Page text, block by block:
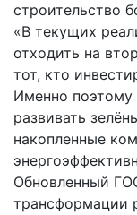
строительство
«В текущих
отходить на
тот, кто
Именно
развивать
накопленные
Обновленный
трансформации